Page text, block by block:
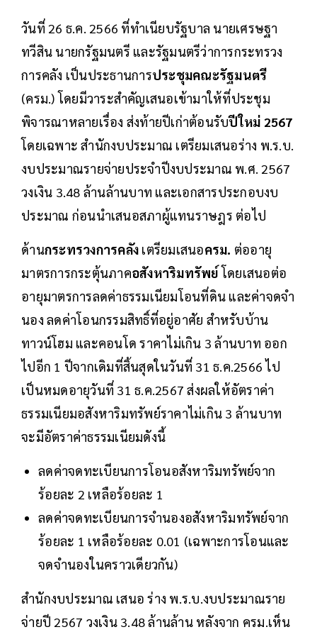
วันที่ 26 ธ.ค. 2566 ที่ทำเนียบรัฐบาล นายเศรษฐา
ทวีสิน นายกรัฐมนตรี และรัฐมนตรีว่าการกระทรวง
การคลัง เป็นประธานการประชุมคณะรัฐมนตรี
(ครม.) โดยมีวาระสำคัญเสนอเข้ามาให้ที่ประชุม
พิจารณาหลายเรื่อง ส่งท้ายปีเก่าต้อนรับปีใหม่ 2567
โดยเฉพาะ สำนักงบประมาณ เตรียมเสนอร่าง พ.ร.บ.
งบประมาณรายจ่ายประจำปีงบประมาณ พ.ศ. 2567
วงเงิน 3.48 ล้านล้านบาท และเอกสารประกอบงบ
ประมาณ ก่อนนำเสนอสภาผู้แทนราษฎร ต่อไป
ด้านกระทรวงการคลัง เตรียมเสนอครม. ต่ออายุ
มาตรการกระตุ้นภาคอสังหาริมทรัพย์โดยเสนอต่อ
อายุมาตรการลดค่าธรรมเนียมโอนที่ดิน และค่าจดจำ
นอง ลดค่าโอนกรรมสิทธิ์ที่อยู่อาศัย สำหรับบ้าน
ทาวน์โฮม และคอนโด ราคาไม่เกิน 3 ล้านบาท ออก
ไปอีก 1 ปีจากเดิมที่สิ้นสุดในวันที่ 31 ธ.ค.2566 ไป
เป็นหมดอายุวันที่ 31 ธ.ค.2567 ส่งผลให้อัตราค่า
ธรรมเนียมอสังหาริมทรัพย์ราคาไม่เกิน 3 ล้านบาท
จะมีอัตราค่าธรรมเนียมดังนี้
ลดค่าจดทะเบียนการโอนอสังหาริมทรัพย์จาก
ร้อยละ 2 เหลือร้อยละ 1
ลดค่าจดทะเบียนการจำนองอสังหาริมทรัพย์จาก
ร้อยละ 1 เหลือร้อยละ 0.01 (เฉพาะการโอนและ
จดจำนองในคราวเดียวกัน)
สำนักงบประมาณ เสนอ ร่าง พ.ร.บ.งบประมาณราย
จ่ายปี 2567 วงเงิน 3.48 ล้านล้าน หลังจาก ครม.เห็น